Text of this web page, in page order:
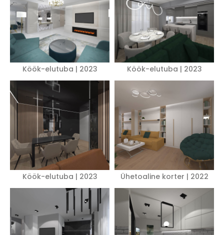
Köök-elutuba | 2023 Köök-elutuba | 2023
Köök-elutuba | 2023 Ühetoaline korter | 2022